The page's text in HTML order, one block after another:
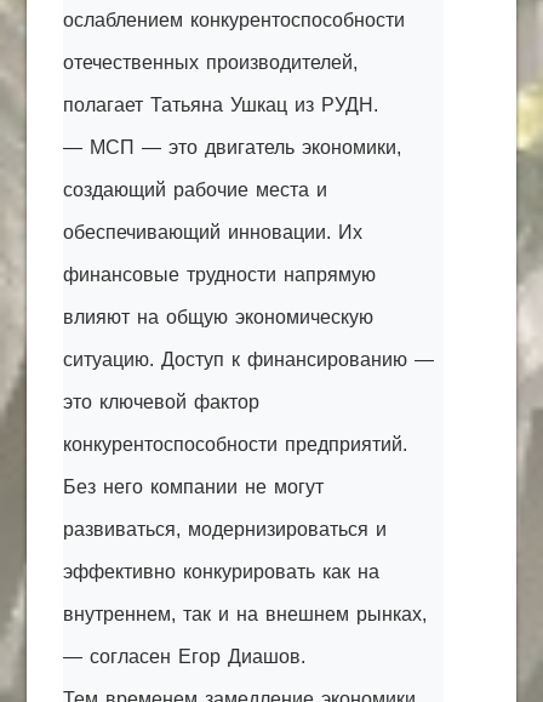
ослаблением конкурентоспособности
отечественных производителей,
полагает Татьяна Ушкац из РУДН.
— МСП — это двигатель экономики,
создающий рабочие места и
обеспечивающий инновации. Их
финансовые трудности напрямую
влияют на общую экономическую
ситуацию. Доступ к финансированию —
это ключевой фактор
конкурентоспособности предприятий.
Без него компании не могут
развиваться, модернизироваться и
эффективно конкурировать как на
внутреннем, так и на внешнем рынках,
— согласен Егор Диашов.